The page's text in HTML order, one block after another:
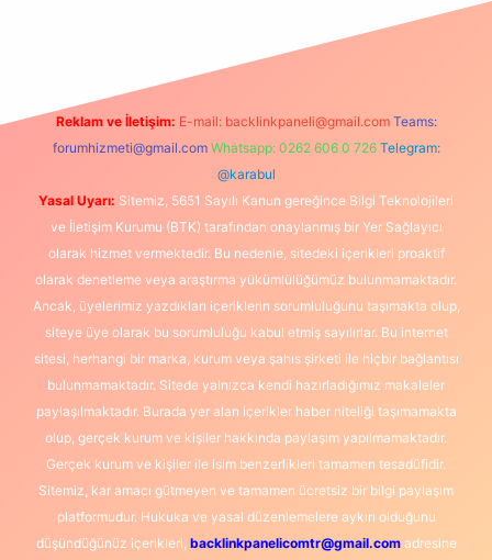
Reklam ve İletişim: E-mail: backlinkpaneli@gmail.com Teams:
forumhizmeti@gmail.com Whatsapp: 0262 606 0 726 Telegram:
@karabul
Yasal Uyarı: Sitemiz, 5651 Sayılı Kanun gereğince Bilgi Teknolojileri
ve İletişim Kurumu (BTK) tarafından onaylanmış bir Yer Sağlayıcı
olarak hizmet vermektedir. Bu nedenle, sitedeki içerikleri proaktif
olarak denetleme veya araştırma yükümlülüğümüz bulunmamaktadır.
Ancak, üyelerimiz yazdıkları içeriklerin sorumluluğunu taşımakta olup,
siteye üye olarak bu sorumluluğu kabul etmiş sayılırlar. Bu internet
sitesi, herhangi bir marka, kurum veya şahıs şirketi ile hiçbir bağlantısı
bulunmamaktadır. Sitede yalnızca kendi hazırladığımız makaleler
paylaşılmaktadır. Burada yer alan içerikler haber niteliği taşımamakta
olup, gerçek kurum ve kişiler hakkında paylaşım yapılmamaktadır.
Gerçek kurum ve kişiler ile isim benzerlikleri tamamen tesadüfidir.
Sitemiz, kar amacı gütmeyen ve tamamen ücretsiz bir bilgi paylaşım
platformudur. Hukuka ve yasal düzenlemelere aykırı olduğunu
düşündüğünüz içerikleri, backlinkpanelicomtr@gmail.comadresine